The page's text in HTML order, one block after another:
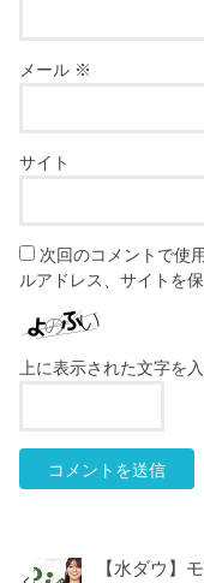
メール ※
サイト
次回のコメントで使
ルアドレス、サイトを保
上に表示された文字を
【水ダウ】